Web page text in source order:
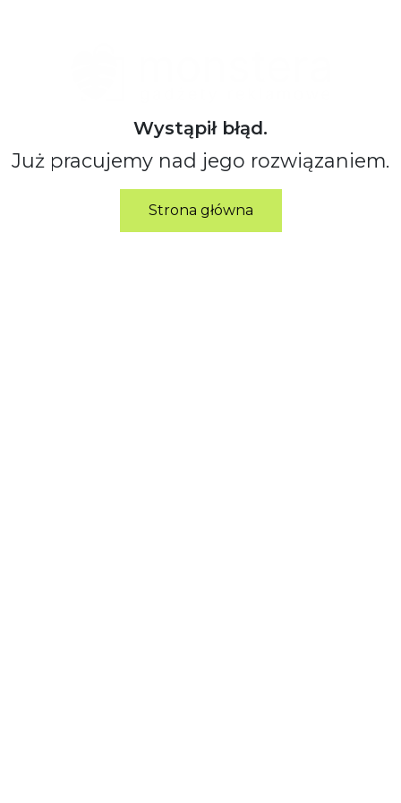
Wystąpił błąd.
Już pracujemy nad jego rozwiązaniem.
Strona główna